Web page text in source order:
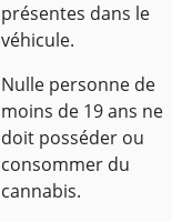
présentes dans le
véhicule.
Nulle personne de
moins de 19 ans ne
doit posséder ou
consommer du
cannabis.